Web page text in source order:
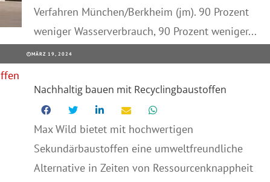
Verfahren München/Berkheim (jm). 90 Prozent
weniger Wasserverbrauch, 90 Prozent weniger...
MÄRZ 19, 2024
Nachhaltig bauen mit Recyclingbaustoffen
Max Wild bietet mit hochwertigen
Sekundärbaustoffen eine umweltfreundliche
Alternative in Zeiten von Ressourcenknappheit